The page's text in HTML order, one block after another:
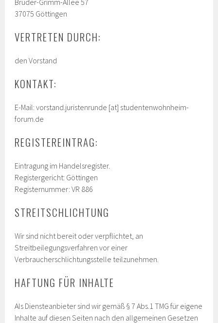
Brüder-Grimm-Allee 57
37075 Göttingen
VERTRETEN DURCH:
den Vorstand
KONTAKT:
E-Mail: vorstand.juristenrunde [at] studentenwohnheim-
forum.de
REGISTEREINTRAG:
Eintragung im Handelsregister.
Registergericht: Göttingen
Registernummer: VR 886
STREITSCHLICHTUNG
Wir sind nicht bereit oder verpflichtet, an
Streitbeilegungsverfahren vor einer
Verbraucherschlichtungsstelle teilzunehmen.
HAFTUNG FÜR INHALTE
Als Diensteanbieter sind wir gemäß § 7 Abs.1 TMG für eigene
Inhalte auf diesen Seiten nach den allgemeinen Gesetzen